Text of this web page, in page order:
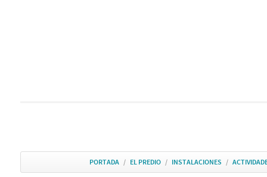
PORTADA / EL PREDIO / INSTALACIONES /